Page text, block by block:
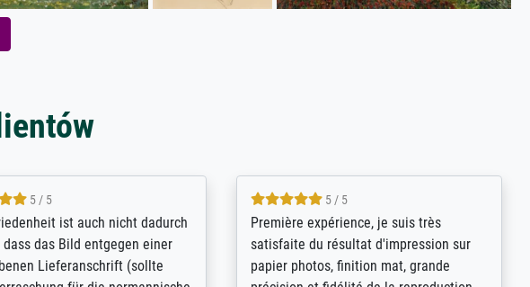
4.8 / 5
Qualität. Man kann sich
lassen, wie z.B.:
Farbe, Helligkeit,
4.8 / 5
Qualité absolument irréprochable.
Extraordinaire diversité des thèmes
abordés et personnalisation des